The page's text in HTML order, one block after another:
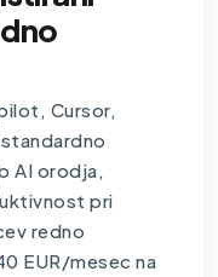
Cursor,
AI orodja,
pri
redno
EUR/mesec na